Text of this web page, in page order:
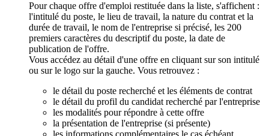
Pour chaque offre d'emploi restituée dans la liste, s'affichent :
l'intitulé du poste, le lieu de travail, la nature du contrat et la
durée de travail, le nom de l'entreprise si précisé, les 200
premiers caractères du descriptif du poste, la date de
publication de l'offre.
Vous accédez au détail d'une offre en cliquant sur son intitulé
ou sur le logo sur la gauche. Vous retrouvez :
le détail du poste recherché et les éléments de contrat
le détail du profil du candidat recherché par l'entreprise
les modalités pour répondre à cette offre
la présentation de l'entreprise (si présente)